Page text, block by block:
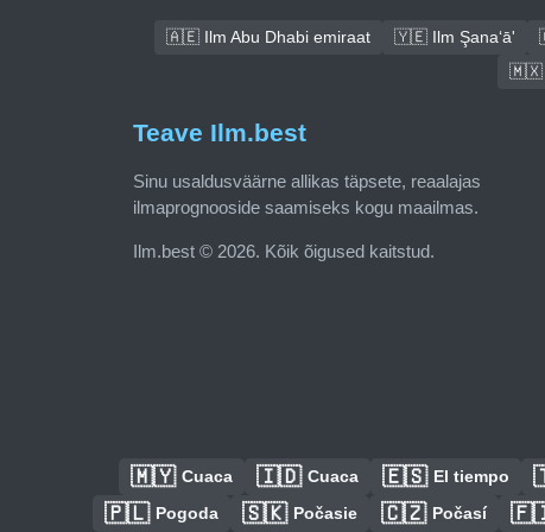
🇦🇪 Ilm Abu Dhabi emiraat 🇾🇪 Ilm Şana‘ā'
🇲🇽
Teave Ilm.best
Sinu usaldusväärne allikas täpsete, reaalajas
ilmaprognooside saamiseks kogu maailmas.
Ilm.best © 2026. Kõik õigused kaitstud.
🇲🇾 Cuaca 🇮🇩 Cuaca 🇪🇸 El tiempo
🇵🇱 Pogoda 🇸🇰 Počasie 🇨🇿 Počasí